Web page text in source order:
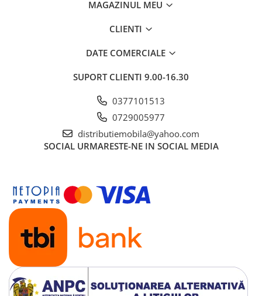
MAGAZINUL MEU
CLIENTI
DATE COMERCIALE
SUPORT CLIENTI 9.00-16.30
0377101513
0729005977
distributiemobila@yahoo.com
SOCIAL URMARESTE-NE IN SOCIAL MEDIA